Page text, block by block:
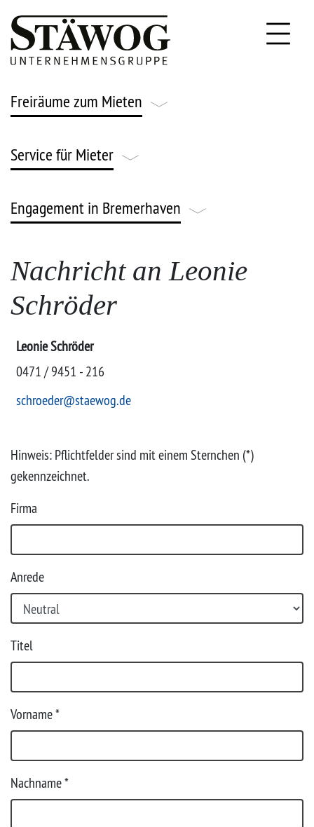
Freiräume zum Mieten
Leben & Wohnen
Gründen & Arbeiten
Gärtnern & Ackern
Service für Mieter
FAQ
Stäwog Strom
Engagement in Bremerhaven
Engagement
News & Veranstaltungen
Projekte
Nachricht an Leonie
Schröder
Leonie Schröder
0471 / 9451 - 216
schroeder@staewog.de
Hinweis: Pflichtfelder sind mit einem Sternchen (*)
gekennzeichnet.
Firma
Anrede
Titel
Vorname*
Nachname*